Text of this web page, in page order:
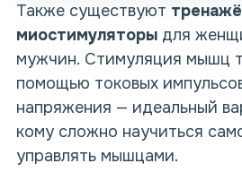
Также существуют
миостимуляторы для
мужчин. Стимуляция мышц
помощью токовых
напряжения — идеальный
кому сложно научиться
управлять мышцами.